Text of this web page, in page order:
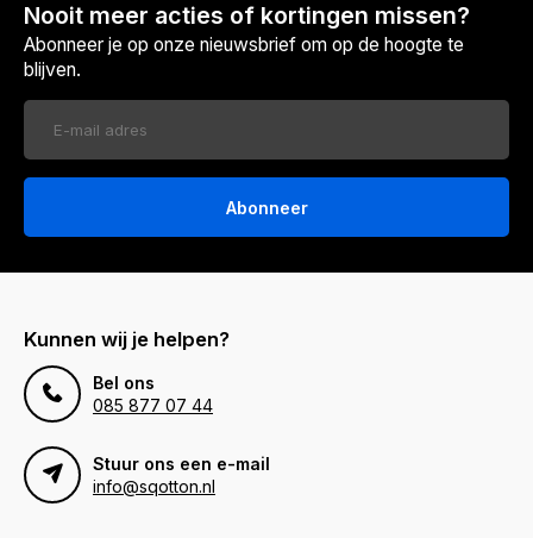
Nooit meer acties of kortingen missen?
Abonneer je op onze nieuwsbrief om op de hoogte te
blijven.
Abonneer
Kunnen wij je helpen?
Bel ons
085 877 07 44
Stuur ons een e-mail
info@sqotton.nl